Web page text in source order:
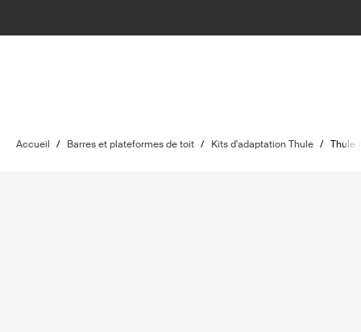
Accueil / Barres et plateformes de toit / Kits d'adaptation Thule / Thule